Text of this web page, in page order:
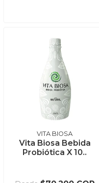
VITA BIOSA
Vita Biosa Bebida
Probiótica X 10..